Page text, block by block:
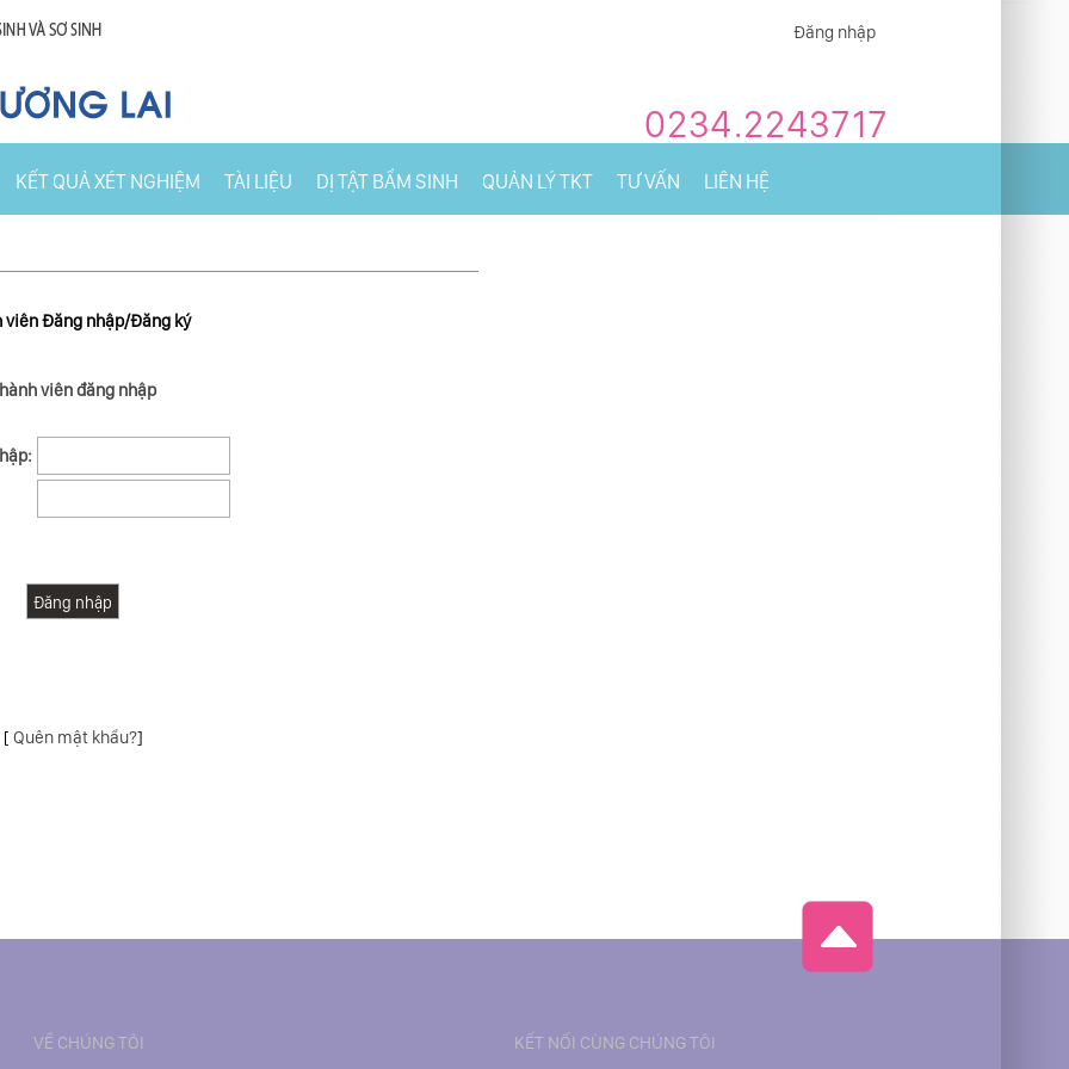
Đăng nhập
0234.2243717
KẾT QUẢ XÉT NGHIỆM TÀI LIỆU DỊ TẬT BẨM SINH QUẢN LÝ TKT TƯ VẤN LIÊN HỆ
viên Đăng nhập/Đăng ký
viên đăng nhập
[ Quên mật khẩu?]
VỀ CHÚNG TÔI KẾT NỐI CÙNG CHÚNG TÔI